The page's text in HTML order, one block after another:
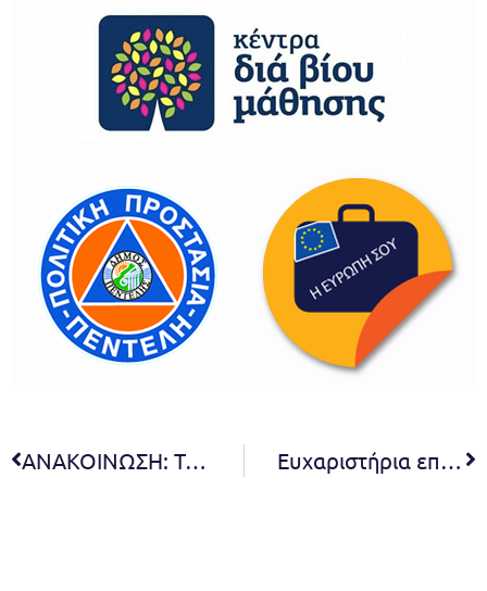
ΑΝΑΚΟΙΝΩΣΗ: Το Κ.Ε.Π. της Δ.Κ. Πεντέλης θα παραμείνει κλειστό την 4η Δεκεμβρίου 2019 Ευχαριστήρια επιστολή για τους Εθελοντές Αιμοδότες